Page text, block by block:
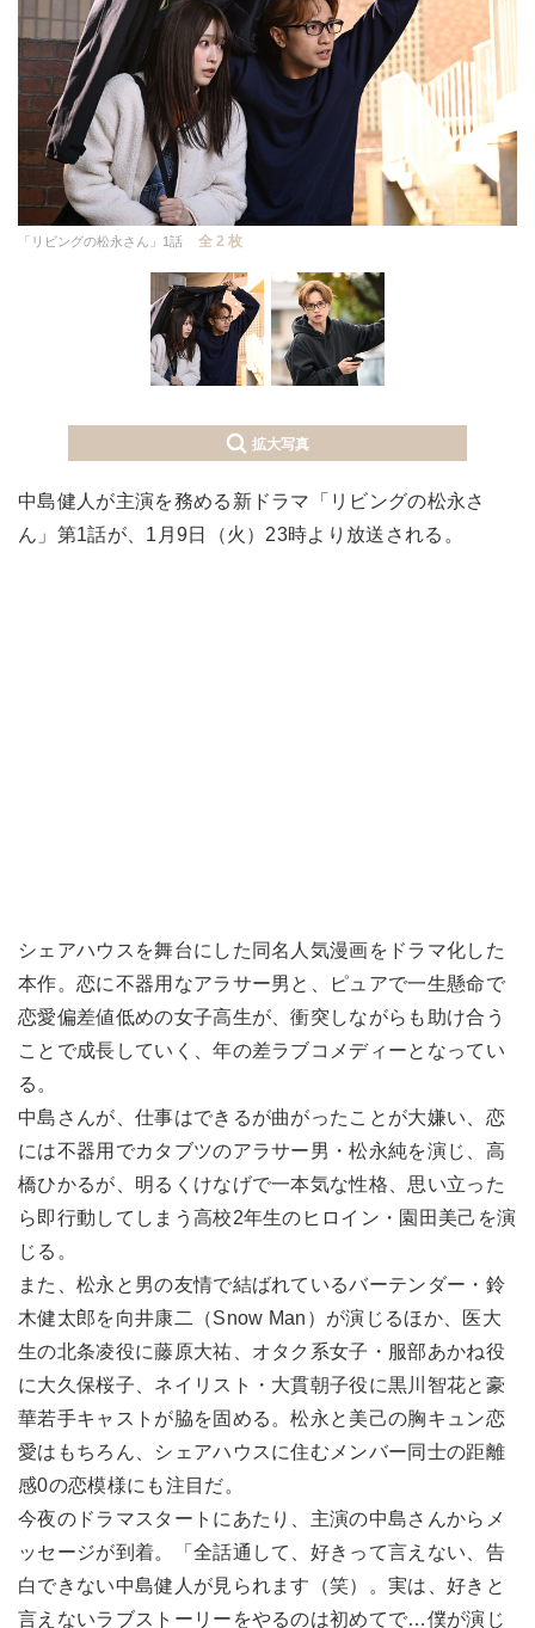
「リビングの松永さん」1話 全 2 枚
拡大写真
中島健人が主演を務める新ドラマ「リビングの松永さ
ん」第1話が、1月9日（火）23時より放送される。
シェアハウスを舞台にした同名人気漫画をドラマ化した
本作。恋に不器用なアラサー男と、ピュアで一生懸命で
恋愛偏差値低めの女子高生が、衝突しながらも助け合う
ことで成長していく、年の差ラブコメディーとなってい
る。
中島さんが、仕事はできるが曲がったことが大嫌い、恋
には不器用でカタブツのアラサー男・松永純を演じ、高
橋ひかるが、明るくけなげで一本気な性格、思い立った
ら即行動してしまう高校2年生のヒロイン・園田美己を演
じる。
また、松永と男の友情で結ばれているバーテンダー・鈴
木健太郎を向井康二（Snow Man）が演じるほか、医大
生の北条凌役に藤原大祐、オタク系女子・服部あかね役
に大久保桜子、ネイリスト・大貫朝子役に黒川智花と豪
華若手キャストが脇を固める。松永と美己の胸キュン恋
愛はもちろん、シェアハウスに住むメンバー同士の距離
感0の恋模様にも注目だ。
今夜のドラマスタートにあたり、主演の中島さんからメ
ッセージが到着。「全話通して、好きって言えない、告
白できない中島健人が見られます（笑）。実は、好きと
言えないラブストーリーをやるのは初めてで…僕が演じ